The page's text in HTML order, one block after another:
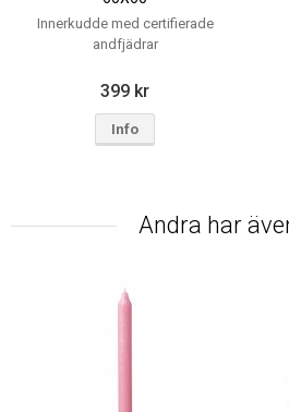
Innerkudde med certifierade
andfjädrar
399 kr
Info
Andra har